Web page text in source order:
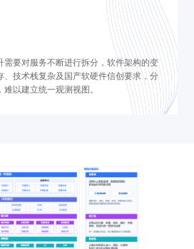
需要对服务不断进行拆分，软件架构的变
、技术栈复杂及国产软硬件信创要求，分
以建立统一观测视图。